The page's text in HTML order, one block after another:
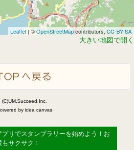
Leaflet| ©OpenStreetMapcontributors, CC-BY-SA
大きい地図で開く
(C)UM.Succeed,Inc.
by idea canvas
プリでスタンプラリーを始めよう！お
サクサク！